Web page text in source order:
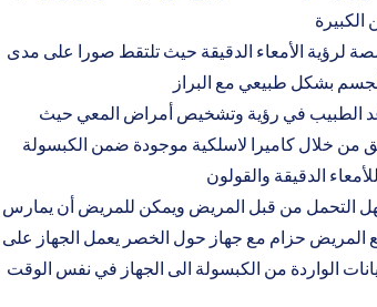
الكبيرة
لرؤية الأمعاء الدقيقة حيث تلتقط صورا على مدى
الطبيب في رؤية وتشخيص أمراض المعي حيث
من خلال كاميرا لاسلكية موجودة ضمن الكبسولة
سهل التحمل من قبل المريض ويمكن للمريض أن يمارس
المريض حزام مع جهاز حول الخصر يعمل الجهاز على
الواردة من الكبسولة الى الجهاز في نفس الوقت